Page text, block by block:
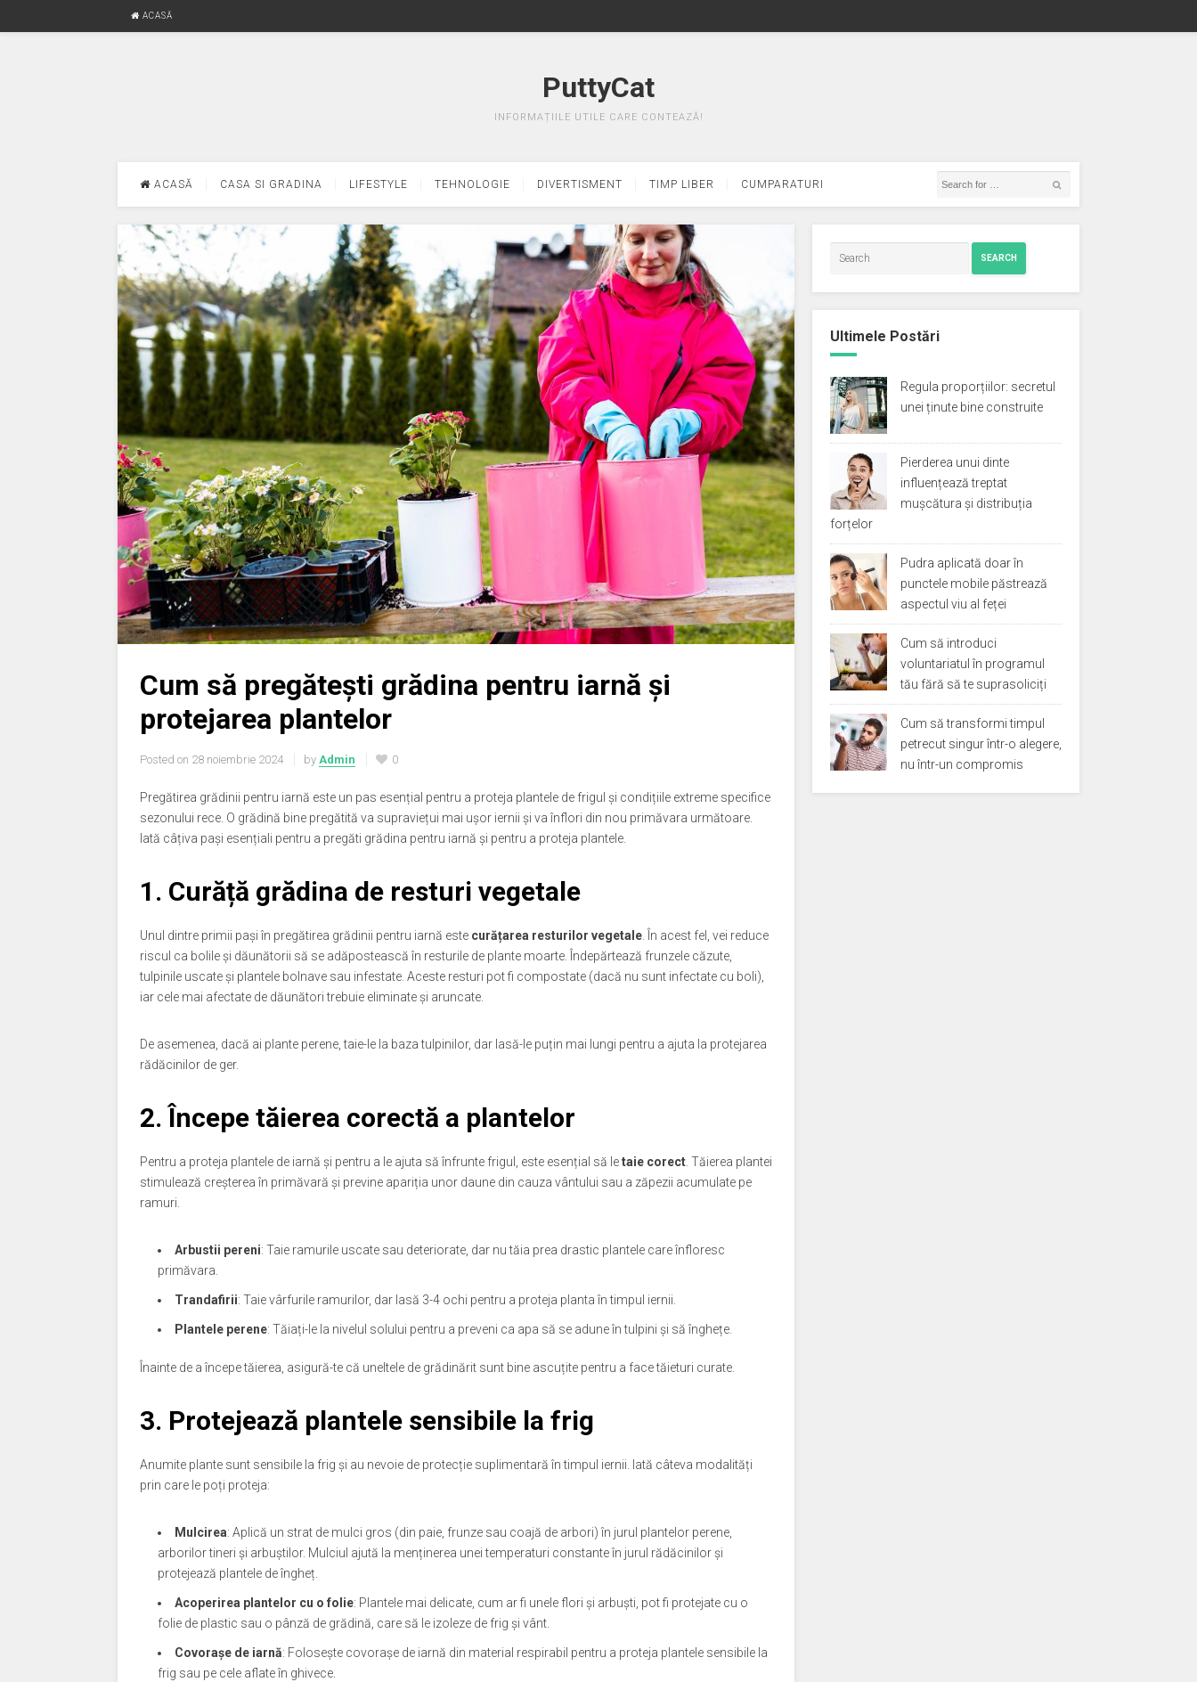
ACASĂ
PuttyCat
INFORMAȚIILE UTILE CARE CONTEAZĂ!
ACASĂ CASA SI GRADINA LIFESTYLE TEHNOLOGIE DIVERTISMENT TIMP LIBER CUMPARATURI
Cum să pregătești grădina pentru iarnă și
protejarea plantelor
Posted on 28 noiembrie 2024 by Admin 0
Pregătirea grădinii pentru iarnă este un pas esențial pentru a proteja plantele de frigul și condițiile extreme specifice
sezonului rece. O grădină bine pregătită va supraviețui mai ușor iernii și va înflori din nou primăvara următoare.
Iată câțiva pași esențiali pentru a pregăti grădina pentru iarnă și pentru a proteja plantele.
1. Curăță grădina de resturi vegetale
Unul dintre primii pași în pregătirea grădinii pentru iarnă este curățarea resturilor vegetale . În acest fel, vei reduce
riscul ca bolile și dăunătorii să se adăpostească în resturile de plante moarte. Îndepărtează frunzele căzute,
tulpinile uscate și plantele bolnave sau infestate. Aceste resturi pot fi compostate (dacă nu sunt infectate cu boli),
iar cele mai afectate de dăunători trebuie eliminate și aruncate.
De asemenea, dacă ai plante perene, taie-le la baza tulpinilor, dar lasă-le puțin mai lungi pentru a ajuta la protejarea
rădăcinilor de ger.
2. Începe tăierea corectă a plantelor
Pentru a proteja plantele de iarnă și pentru a le ajuta să înfrunte frigul, este esențial să letaie corect . Tăierea plantei
stimulează creșterea în primăvară și previne apariția unor daune din cauza vântului sau a zăpezii acumulate pe
ramuri.
Arbustii pereni: Taie ramurile uscate sau deteriorate, dar nu tăia prea drastic plantele care înfloresc
primăvara.
Trandafirii: Taie vârfurile ramurilor, dar lasă 3-4 ochi pentru a proteja planta în timpul iernii.
Plantele perene: Tăiați-le la nivelul solului pentru a preveni ca apa să se adune în tulpini și să înghețe.
Înainte de a începe tăierea, asigură-te că uneltele de grădinărit sunt bine ascuțite pentru a face tăieturi curate.
3. Protejează plantele sensibile la frig
Anumite plante sunt sensibile la frig și au nevoie de protecție suplimentară în timpul iernii. Iată câteva modalități
prin care le poți proteja:
Mulcirea: Aplică un strat de mulci gros (din paie, frunze sau coajă de arbori) în jurul plantelor perene,
arborilor tineri și arbuștilor. Mulciul ajută la menținerea unei temperaturi constante în jurul rădăcinilor și
protejează plantele de îngheț.
Acoperirea plantelor cu o folie: Plantele mai delicate, cum ar fi unele flori și arbuști, pot fi protejate cu o
folie de plastic sau o pânză de grădină, care să le izoleze de frig și vânt.
Covorașe de iarnă: Folosește covorașe de iarnă din material respirabil pentru a proteja plantele sensibile la
frig sau pe cele aflate în ghivece.
SEARCH
Ultimele Postări
Regula proporțiilor: secretul
unei ținute bine construite
Pierderea unui dinte
influențează treptat
mușcătura și distribuția
forțelor
Pudra aplicată doar în
punctele mobile păstrează
aspectul viu al feței
Cum să introduci
voluntariatul în programul
tău fără să te suprasoliciți
Cum să transformi timpul
petrecut singur într-o alegere,
nu într-un compromis